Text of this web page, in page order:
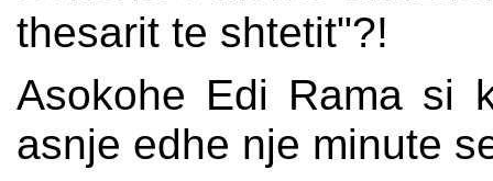
thesarit te shtetit"?!
Asokohe Edi Rama si
asnje edhe nje minute